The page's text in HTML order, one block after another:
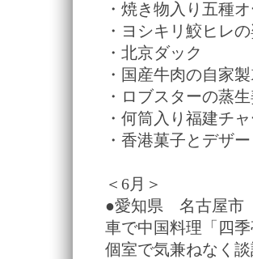
・焼き物入り五種
・ヨシキリ鮫ヒレ
・北京ダック
・国産牛肉の自家
・ロブスターの蒸
・何筒入り福建チ
・香港菓子とデザー
＜6月＞
●愛知県 名古屋市
車で中国料理「四
個室で気兼ねなく談